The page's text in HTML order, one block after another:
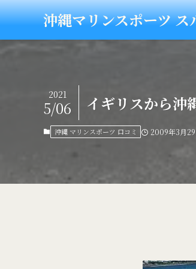
沖縄マリンスポーツ ス
イギリスから沖
2021
5/06
沖縄 マリンスポーツ 口コミ 2009年3月